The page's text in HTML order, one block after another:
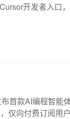
开发者入
首款AI编程智能
仅向付费订阅用